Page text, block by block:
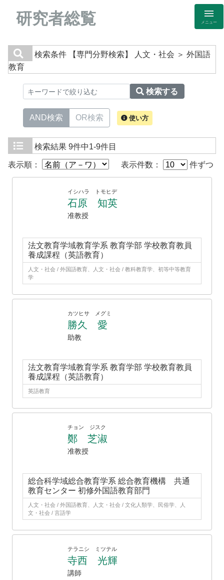
研究者総覧 メニュー
検索条件
【専門分野検索】 人文・社会 ＞ 外国語
教育
検索する
AND検索 OR検索 使い方
検索結果 9件中1-9件目
表示順： 表示件数： 件ずつ
イシハラ トモヒデ
石原 知英
准教授
法文教育学域教育学系 教育学部 学校教育教員
養成課程（英語教育）
人文・社会 / 外国語教育、人文・社会 / 教科教育学、初等中等教育
学
カツヒサ メグミ
勝久 愛
助教
法文教育学域教育学系 教育学部 学校教育教員
養成課程（英語教育）
英語教育
チョン ジスク
鄭 芝淑
准教授
総合科学域総合教育学系 総合教育機構 共通
教育センター 初修外国語教育部門
人文・社会 / 外国語教育、人文・社会 / 文化人類学、民俗学、人
文・社会 / 言語学
テラニシ ミツテル
寺西 光輝
講師